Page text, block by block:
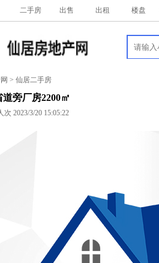
二手房 出售 出租 楼盘
> 仙居二手房
道旁厂房2200㎡
次 2023/3/20 15:05:22